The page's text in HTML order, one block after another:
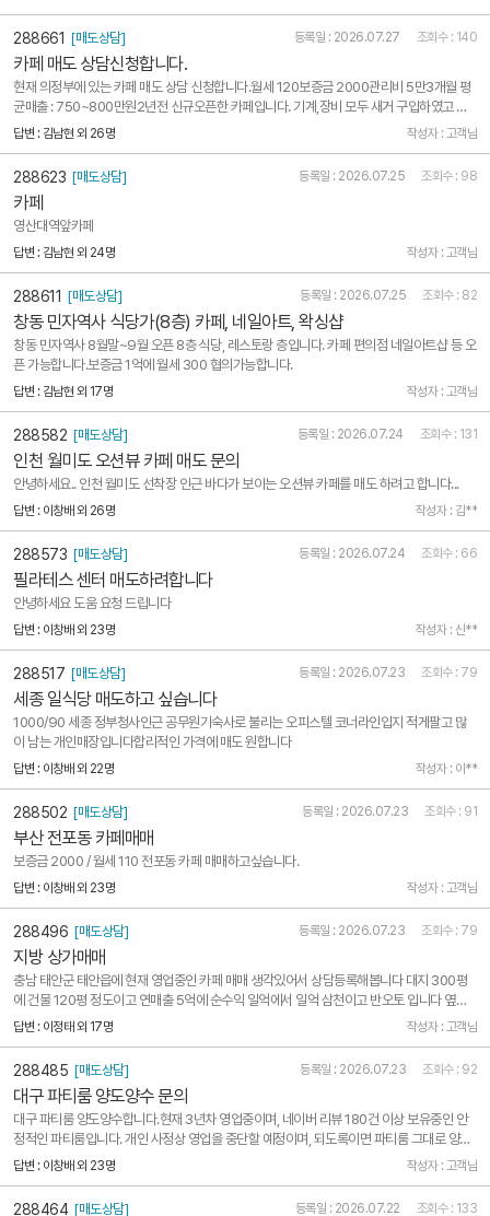
288661 [매도상담] 등록일 : 2026.07.27 조회수 : 140
카페 매도 상담신청합니다.
현재 의정부에 있는 카페 매도 상담 신청합니다.월세 120보증금 2000관리비 5만3개월 평
균매출 : 750~800만원2년전 신규오픈한 카페입니다. 기계,장비 모두 새거 구입하였고 인
테리어도 전부 새로해서바로 운영가능합니다.사정상 모두 오토로 돌리고 있는 상황입니다.오
도 들여다볼수..
답변 : 김남현 외 26명 작성자 : 고객님
288623 [매도상담] 등록일 : 2026.07.25 조회수 : 98
카페
영산대역앞카페
답변 : 김남현 외 24명 작성자 : 고객님
288611 [매도상담] 등록일 : 2026.07.25 조회수 : 82
창동 민자역사 식당가(8층) 카페, 네일아트, 왁싱샵
창동 민자역사 8월말~9월 오픈 8층 식당, 레스토랑 층입니다. 카페 편의점 네일아트샵 등 오
픈 가능합니다.보증금 1억에 월세 300 협의가능합니다.
답변 : 김남현 외 17명 작성자 : 고객님
288582 [매도상담] 등록일 : 2026.07.24 조회수 : 131
인천 월미도 오션뷰 카페 매도 문의
안녕하세요.. 인천 월미도 선착장 인근 바다가 보이는 오션뷰 카페를 매도 하려고 합니다...
답변 : 이창배 외 26명 작성자 : 김**
288573 [매도상담] 등록일 : 2026.07.24 조회수 : 66
필라테스 센터 매도하려합니다
안녕하세요 도움 요청 드립니다
답변 : 이창배 외 23명 작성자 : 신**
288517 [매도상담] 등록일 : 2026.07.23 조회수 : 79
세종 일식당 매도하고 싶습니다
1000/90 세종 정부청사인근 공무원기숙사로 불리는 오피스텔 코너라인입지 적게팔고 많
이 남는 개인매장입니다합리적인 가격에 매도 원합니다
답변 : 이창배 외 22명 작성자 : 이**
288502 [매도상담] 등록일 : 2026.07.23 조회수 : 91
부산 전포동 카페매매
보증금 2000 / 월세 110 전포동 카페 매매하고싶습니다.
답변 : 이창배 외 23명 작성자 : 고객님
288496 [매도상담] 등록일 : 2026.07.23 조회수 : 79
지방 상가매매
충남 태안군 태안읍에 현재 영업중인 카페 매매 생각있어서 상담등록해봅니다 대지 300평
에 건물 120평 정도이고 연매출 5억에 순수익 일억에서 일억 삼천이고 반오토 입니다 옆에
병원 공사중이고 뒤엔 공원 들어올 예정입니다 문성철 01036645844
답변 : 이정태 외 17명 작성자 : 고객님
288485 [매도상담] 등록일 : 2026.07.23 조회수 : 92
대구 파티룸 양도양수 문의
대구 파티룸 양도양수합니다.현재 3년차 영업중이며, 네이버 리뷰 180건 이상 보유중인 안
정적인 파티룸입니다. 개인 사정상 영업을 중단할 예정이며, 되도록이면 파티룸 그대로 양도
했으면 하는데어떻게 맡기면 되나요?수수료는 어떻게 되나요?보증금 1500 / 월세50 이며,
답변 : 이창배 외 23명 작성자 : 고객님
288464 [매도상담] 등록일 : 2026.07.22 조회수 : 133